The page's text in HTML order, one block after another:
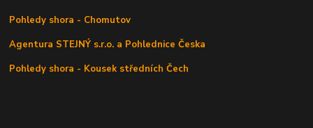
Pohledy shora - Chomutov
Agentura STEJNÝ s.r.o. a Pohlednice Česka
Pohledy shora - Kousek středních Čech